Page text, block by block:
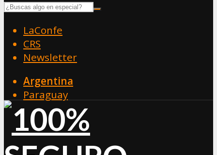
LaConfe
CRS
Newsletter
Argentina
Paraguay